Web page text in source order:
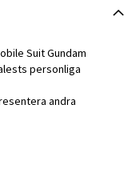
Custom) 1/144
Suit Gundam
personliga
andra